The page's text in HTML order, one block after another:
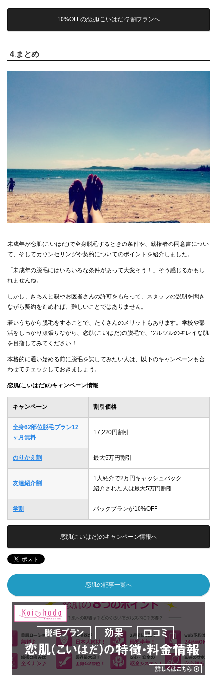
10%OFFの恋肌(こいはだ)学割プランへ
4.まとめ
未成年が恋肌(こいはだ)で全身脱毛するときの条件や、親権者の同意書につい
て、そしてカウンセリングや契約についてのポイントを紹介しました。
「未成年の脱毛にはいろいろな条件があって大変そう！」そう感じるかもし
れませんね。
しかし、きちんと親やお医者さんの許可をもらって、スタッフの説明を聞き
ながら契約を進めれば、難しいことではありません。
若いうちから脱毛をすることで、たくさんのメリットもあります。学校や部
活をしっかり頑張りながら、恋肌(こいはだ)の脱毛で、ツルツルのキレイな肌
を目指してみてください！
本格的に通い始める前に脱毛を試してみたい人は、以下のキャンペーンも合
わせてチェックしておきましょう。
恋肌(こいはだ)のキャンペーン情報
キャンペーン 割引価格
全身62部位脱毛プラン12
ヶ月無料
17,220円割引
のりかえ割 最大5万円割引
友達紹介割
1人紹介で2万円キャッシュバック
紹介された人は最大5万円割引
学割 パックプランが10%OFF
恋肌(こいはだ)のキャンペーン情報へ
恋肌の記事一覧へ